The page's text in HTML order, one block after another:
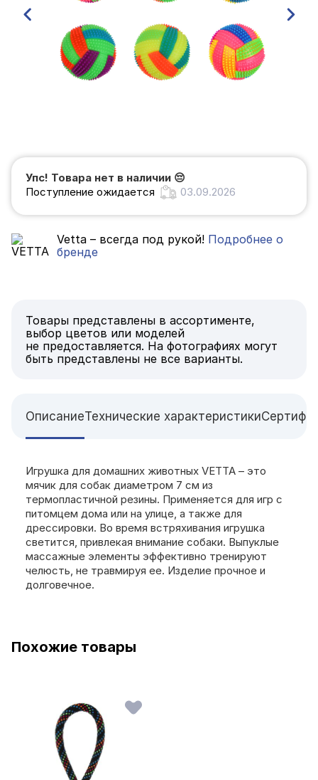
Упс! Товара нет в наличии 😔
Поступление ожидается
03.09.2026
Vetta – всегда под рукой! Подробнее о
бренде
Товары представлены в ассортименте,
выбор цветов или моделей
не предоставляется. На фотографиях могут
быть представлены не все варианты.
ОписаниеТехнические характеристики
Игрушка для домашних животных VETTA – это
мячик для собак диаметром 7 см из
термопластичной резины. Применяется для игр с
питомцем дома или на улице, а также для
дрессировки. Во время встряхивания игрушка
светится, привлекая внимание собаки. Выпуклые
массажные элементы эффективно тренируют
челюсть, не травмируя ее. Изделие прочное и
долговечное.
Похожие товары